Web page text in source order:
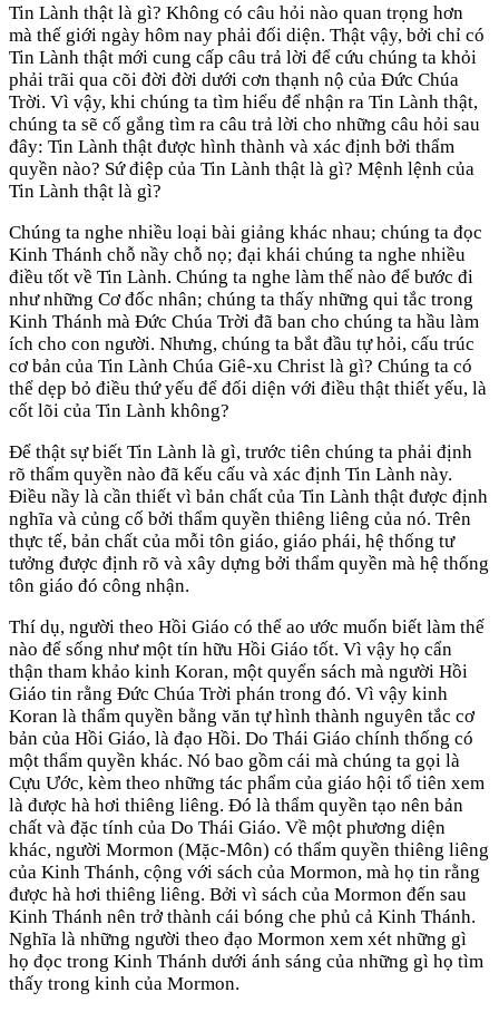
Tin Lành thật là gì? Không có câu hỏi nào quan trọng hơn
mà thế giới ngày hôm nay phải đối diện. Thật vậy, bởi chỉ có
Tin Lành thật mới cung cấp câu trả lời để cứu chúng ta khỏi
phải trãi qua cõi đời đời dưới cơn thạnh nộ của Đức Chúa
Trời. Vì vậy, khi chúng ta tìm hiểu để nhận ra Tin Lành thật,
chúng ta sẽ cố gắng tìm ra câu trả lời cho những câu hỏi sau
đây: Tin Lành thật được hình thành và xác định bởi thẩm
quyền nào? Sứ điệp của Tin Lành thật là gì? Mệnh lệnh của
Tin Lành thật là gì?
Chúng ta nghe nhiều loại bài giảng khác nhau; chúng ta đọc
Kinh Thánh chỗ nầy chỗ nọ; đại khái chúng ta nghe nhiều
điều tốt về Tin Lành. Chúng ta nghe làm thế nào để bước đi
như những Cơ đốc nhân; chúng ta thấy những qui tắc trong
Kinh Thánh mà Đức Chúa Trời đã ban cho chúng ta hầu làm
ích cho con người. Nhưng, chúng ta bắt đầu tự hỏi, cấu trúc
cơ bản của Tin Lành Chúa Giê-xu Christ là gì? Chúng ta có
thể dẹp bỏ điều thứ yếu để đối diện với điều thật thiết yếu, là
cốt lõi của Tin Lành không?
Để thật sự biết Tin Lành là gì, trước tiên chúng ta phải định
rõ thẩm quyền nào đã kếu cấu và xác định Tin Lành này.
Điều nầy là cần thiết vì bản chất của Tin Lành thật được định
nghĩa và củng cố bởi thẩm quyền thiêng liêng của nó. Trên
thực tế, bản chất của mỗi tôn giáo, giáo phái, hệ thống tư
tưởng được định rõ và xây dựng bởi thẩm quyền mà hệ thống
tôn giáo đó công nhận.
Thí dụ, người theo Hồi Giáo có thể ao ước muốn biết làm thế
nào để sống như một tín hữu Hồi Giáo tốt. Vì vậy họ cẩn
thận tham khảo kinh Koran, một quyển sách mà người Hồi
Giáo tin rằng Đức Chúa Trời phán trong đó. Vì vậy kinh
Koran là thẩm quyền bằng văn tự hình thành nguyên tắc cơ
bản của Hồi Giáo, là đạo Hồi. Do Thái Giáo chính thống có
một thẩm quyền khác. Nó bao gồm cái mà chúng ta gọi là
Cựu Ước, kèm theo những tác phẩm của giáo hội tổ tiên xem
là được hà hơi thiêng liêng. Đó là thẩm quyền tạo nên bản
chất và đặc tính của Do Thái Giáo. Về một phương diện
khác, người Mormon (Mặc-Môn) có thẩm quyền thiêng liêng
của Kinh Thánh, cộng với sách của Mormon, mà họ tin rằng
được hà hơi thiêng liêng. Bởi vì sách của Mormon đến sau
Kinh Thánh nên trở thành cái bóng che phủ cả Kinh Thánh.
Nghĩa là những người theo đạo Mormon xem xét những gì
họ đọc trong Kinh Thánh dưới ánh sáng của những gì họ tìm
thấy trong kinh của Mormon.